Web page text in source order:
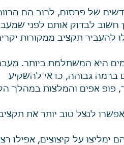
ערוצים חדשים של פרסום, לרוב הם
חשוב לבדוק אותם לפני
להעביר תקציב ממקורות
היא המשתלמת ביותר.
ברמה גבוהה, כדאי להשקיע
פופ אפים והמלצות במהלך
לנצל טוב יותר את
על קיצוצים, אפילו